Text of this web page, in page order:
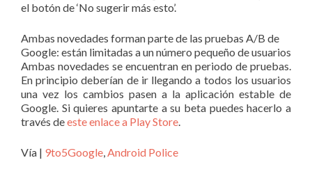
el botón de ‘No sugerir más esto’.
Ambas novedades forman parte de las pruebas A/B de
Google: están limitadas a un número pequeño de usuarios
Ambas novedades se encuentran en periodo de pruebas.
En principio deberían de ir llegando a todos los usuarios
una vez los cambios pasen a la aplicación estable de
Google. Si quieres apuntarte a su beta puedes hacerlo a
través deeste enlace a Play Store.
Vía | 9to5Google,Android Police